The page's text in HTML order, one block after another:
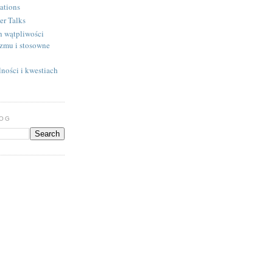
Talks
wątpliwości
i stosowne
i kwestiach